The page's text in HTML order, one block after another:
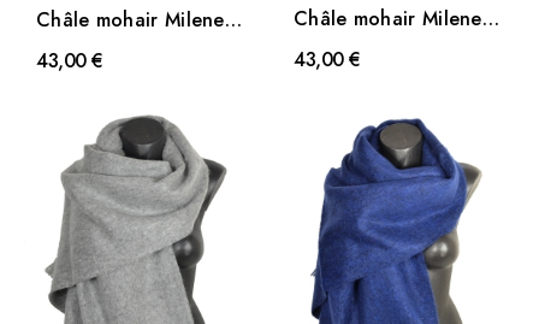
Châle mohair Milene
bleu
43,00 €
Châle mohair Milene
beige
43,00 €